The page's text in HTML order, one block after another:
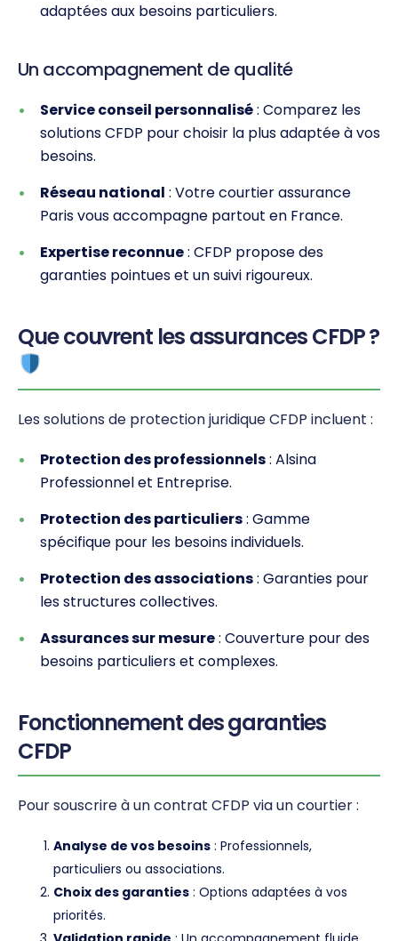
adaptées aux besoins particuliers.
Un accompagnement de qualité
Service conseil personnalisé: Comparez les
solutions CFDP pour choisir la plus adaptée à vos
besoins.
Réseau national : Votre courtier assurance
Paris vous accompagne partout en France.
Expertise reconnue: CFDP propose des
garanties pointues et un suivi rigoureux.
Que couvrent les assurances CFDP ?
Les solutions de protection juridique CFDP incluent :
Protection des professionnels: Alsina
Professionnel et Entreprise.
Protection des particuliers: Gamme
spécifique pour les besoins individuels.
Protection des associations: Garanties pour
les structures collectives.
Assurances sur mesure: Couverture pour des
besoins particuliers et complexes.
Fonctionnement des garanties
CFDP
Pour souscrire à un contrat CFDP via un courtier :
Analyse de vos besoins : Professionnels,
particuliers ou associations.
Choix des garanties : Options adaptées à vos
priorités.